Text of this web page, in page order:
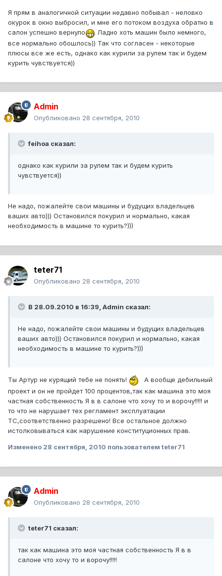
Я прям в аналогичной ситуации недавно побывал - неловко
окурок в окно выбросил, и мне его потоком воздуха обратно в
салон успешно вернуло
Ладно хоть машин было немного,
все нормально обошлось)) Так что согласен - некоторые
плюсы все же есть, однако как курили за рулем так и будем
курить чувствуется))
Admin
Опубликовано 28 сентября, 2010
feihoa сказал:
однако как курили за рулем так и будем курить
чувствуется))
Не надо, пожалейте свои машины и будущих владельцев
ваших авто))) Остановился покурил и нормально, какая
необходимость в машине то курить?)))
teter71
Опубликовано 28 сентября, 2010
В 28.09.2010 в 16:39, Admin сказал:
Не надо, пожалейте свои машины и будущих владельцев
ваших авто))) Остановился покурил и нормально, какая
необходимость в машине то курить?)))
Ты Артур не курящий тебе не понять!
А вообще дебильный
проект и он не пройдет 100 процентов,так как машина это моя
частная собственность Я в в салоне что хочу то и ворочу!!!!! и
то что не нарушает тех регламент эксплуатации
ТС,соответственно разрешено! Все остальное должно
истолковываться как нарушение конституционных прав.
Изменено 28 сентября, 2010 пользователем teter71
Admin
Опубликовано 28 сентября, 2010
teter71 сказал:
так как машина это моя частная собственность Я в в
салоне что хочу то и ворочу!!!!!